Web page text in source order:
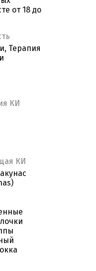
от 18 до
Терапия
КИ
КИ